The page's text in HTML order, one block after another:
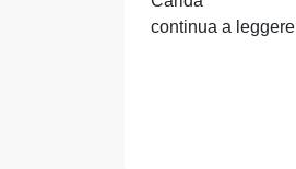
continua a leggere